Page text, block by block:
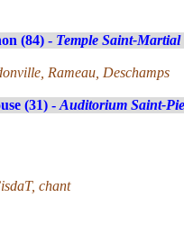
(84) - Temple Saint-Martial
Rameau, Deschamps
(31) - Auditorium Saint-
chant